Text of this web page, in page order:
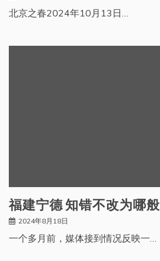
北京之春2024年10月13日…
福建宁德 知错不改为哪般
2024年8月18日
一个多月前，媒体接到情况反映一…